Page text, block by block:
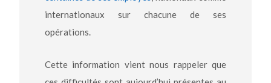
internationaux sur chacune de ses
opérations.
Cette information vient nous rappeler que